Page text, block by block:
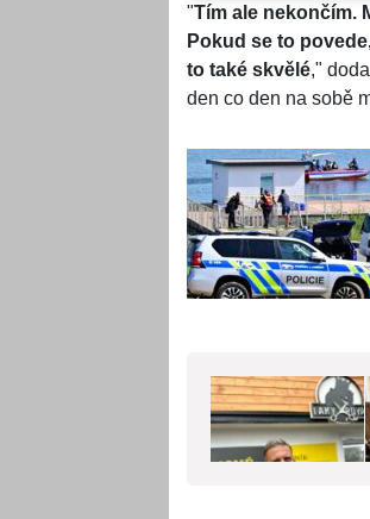
"Tím ale nekončím.
Pokud se to
to také skvělé,"
den co den na sobě